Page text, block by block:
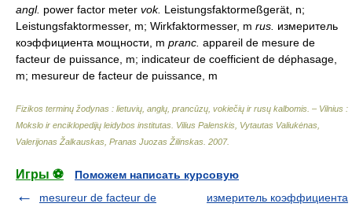
angl. power factor meter vok. Leistungsfaktormeßgerät, n;
Leistungsfaktormesser, m; Wirkfaktormesser, m rus. измеритель
коэффициента мощности, m pranc. appareil de mesure de
facteur de puissance, m; indicateur de coefficient de déphasage,
m; mesureur de facteur de puissance, m
Fizikos terminų žodynas : lietuvių, anglų, prancūzų, vokiečių ir rusų kalbomis. – Vilnius :
Mokslo ir enciklopedijų leidybos institutas Vilius Palenskis, Vytautas Valiukėnas,
Valerijonas Žalkauskas, Pranas Juozas Žilinskas 2007.
Игры ⚽
Поможем написать курсовую
mesureur de facteur de
измеритель коэффициента